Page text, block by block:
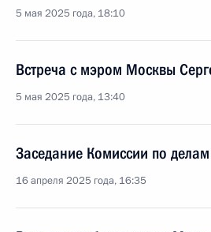
5 мая 2025 года, 18:10
Встреча с мэром Москвы
5 мая 2025 года, 13:40
Заседание Комиссии по
16 апреля 2025 года, 16:35